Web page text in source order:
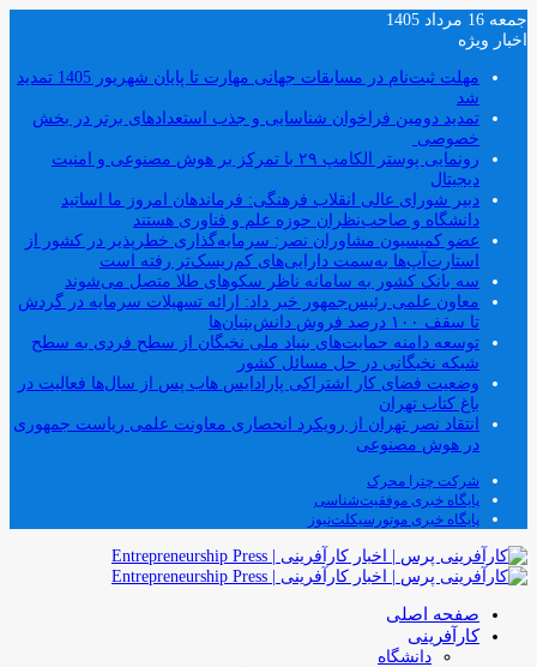
جمعه 16 مرداد 1405
اخبار ویژه
مهلت ثبت‌نام در مسابقات جهانی مهارت تا پایان شهریور 1405 تمدید
شد
تمدید دومین فراخوان شناسایی و جذب استعدادهای برتر در بخش
خصوصی
رونمایی پوستر الکامپ ۲۹ با تمرکز بر هوش مصنوعی و امنیت
دیجیتال
دبیر شورای عالی انقلاب فرهنگی: فرماندهان امروز ما اساتید
دانشگاه و صاحب‌نظران حوزه علم و فناوری هستند
عضو کمیسیون مشاوران نصر: سرمایه‌گذاری خطرپذیر در کشور از
استارت‌آپ‌ها به‌سمت دارایی‌های کم‌ریسک‌تر رفته است
سه بانک کشور به سامانه ناظر سکوهای طلا متصل می‌شوند
معاون علمی رئیس‌جمهور خبر داد: ارائه تسهیلات سرمایه در گردش
تا سقف ۱۰۰ درصد فروش دانش‌بنیان‌ها
توسعه دامنه حمایت‌های بنیاد ملی نخبگان از سطح فردی به سطح
شبکه نخبگانی در حل مسائل کشور
وضعیت فضای کار اشتراکی پارادایس هاب پس از سال‌ها فعالیت در
باغ کتاب تهران
انتقاد نصر تهران از رویکرد انحصاری معاونت علمی ریاست جمهوری
در هوش مصنوعی
شرکت چترا محرک
پایگاه خبری موفقیت‌شناسی
پایگاه خبری موتورسیکلت‌نیوز
صفحه اصلی
کارآفرینی
دانشگاه